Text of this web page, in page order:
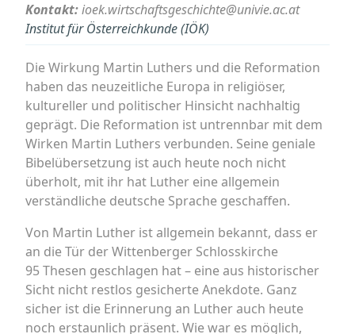
Kontakt:ioek.wirtschaftsgeschichte@univie.ac.at
Institut für Österreichkunde (IÖK)
Die Wirkung Martin Luthers und die Reformation
haben das neuzeitliche Europa in religiöser,
kultureller und politischer Hinsicht nachhaltig
geprägt. Die Reformation ist untrennbar mit dem
Wirken Martin Luthers verbunden. Seine geniale
Bibelübersetzung ist auch heute noch nicht
überholt, mit ihr hat Luther eine allgemein
verständliche deutsche Sprache geschaffen.
Von Martin Luther ist allgemein bekannt, dass er
an die Tür der Wittenberger Schlosskirche
95 Thesen geschlagen hat – eine aus historischer
Sicht nicht restlos gesicherte Anekdote. Ganz
sicher ist die Erinnerung an Luther auch heute
noch erstaunlich präsent. Wie war es möglich,